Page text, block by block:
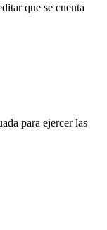
que se cuenta
para ejercer las